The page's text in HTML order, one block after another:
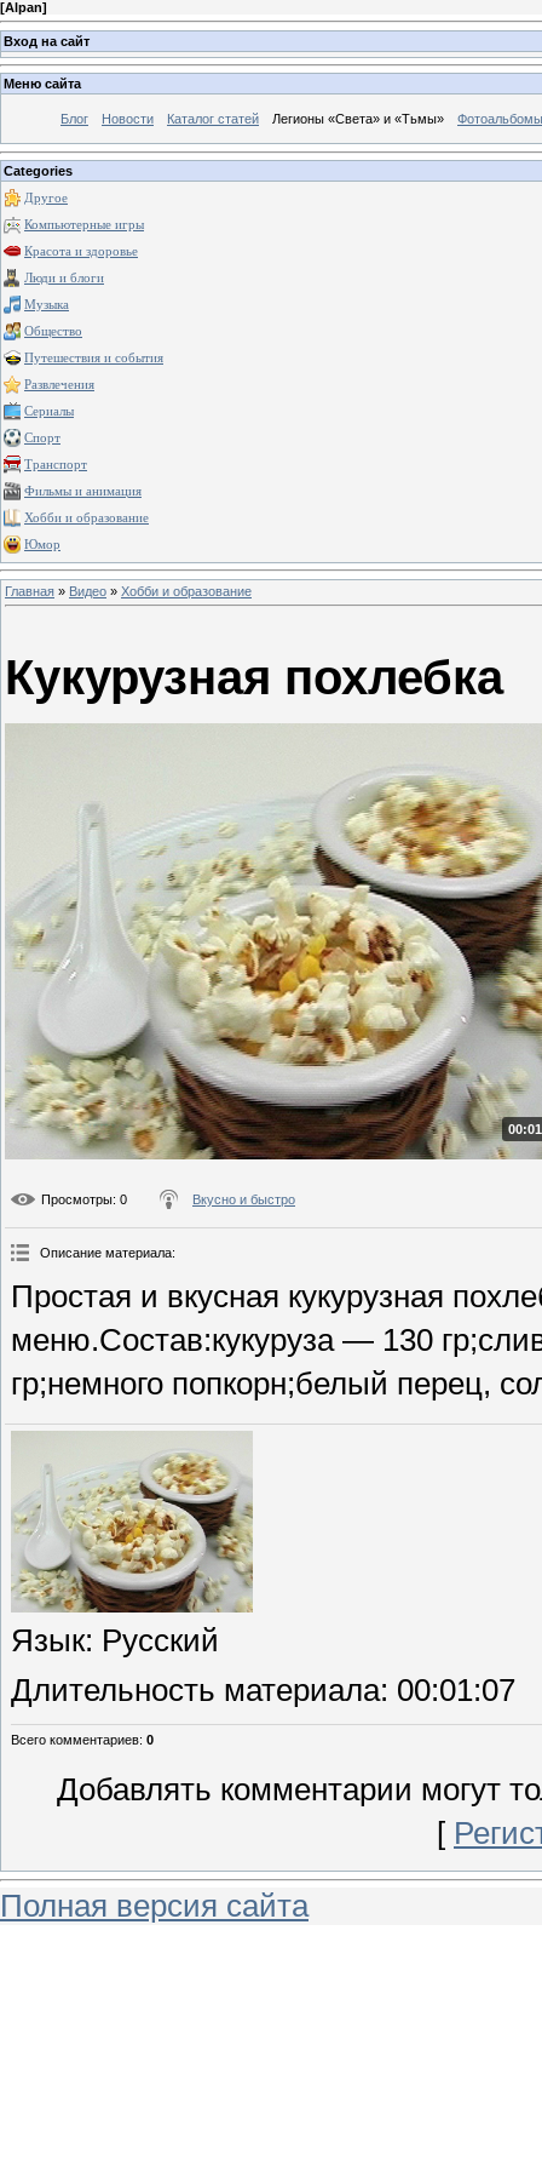
[Alpan]
Вход на сайт
Меню сайта
Блог Новости Каталог статей Легионы «Света» и «Тьмы» Фотоальбомы
Categories
Другое
Компьютерные игры
Красота и здоровье
Люди и блоги
Музыка
Общество
Путешествия и события
Развлечения
Сериалы
Спорт
Транспорт
Фильмы и анимация
Хобби и образование
Юмор
Главная » Видео » Хобби и образование
Кукурузная похлебка
Просмотры: 0 Вкусно и быстро
Описание материала:
Простая и вкусная кукурузная
меню.Состав:кукуруза — 130
гр;немного попкорн;белый перец,
Язык: Русский
Длительность материала: 00:01:07
Всего комментариев: 0
Добавлять комментарии могут
[
Полная версия сайта